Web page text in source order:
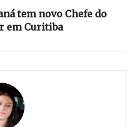
tem novo Chefe do
em Curitiba